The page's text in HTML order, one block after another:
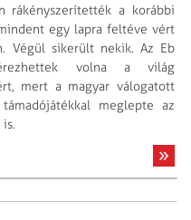
rákényszerítették a korábbi
egy lapra feltéve vért
Végül sikerült nekik. Az Eb
volna a világ
mert a magyar válogatott
meglepte az